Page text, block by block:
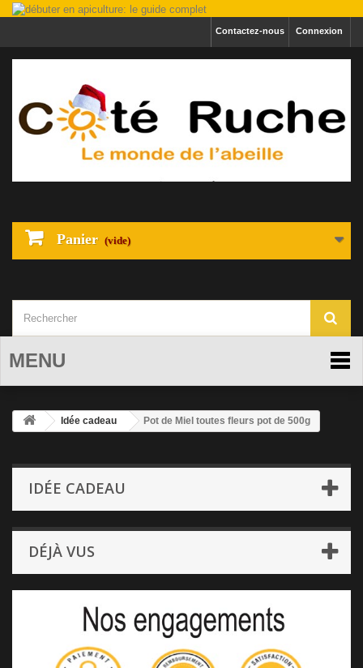
Connexion
Contactez-nous
Panier (vide)
MENU
Idée cadeau Pot de Miel toutes fleurs pot de 500g
IDÉE CADEAU
DÉJÀ VUS